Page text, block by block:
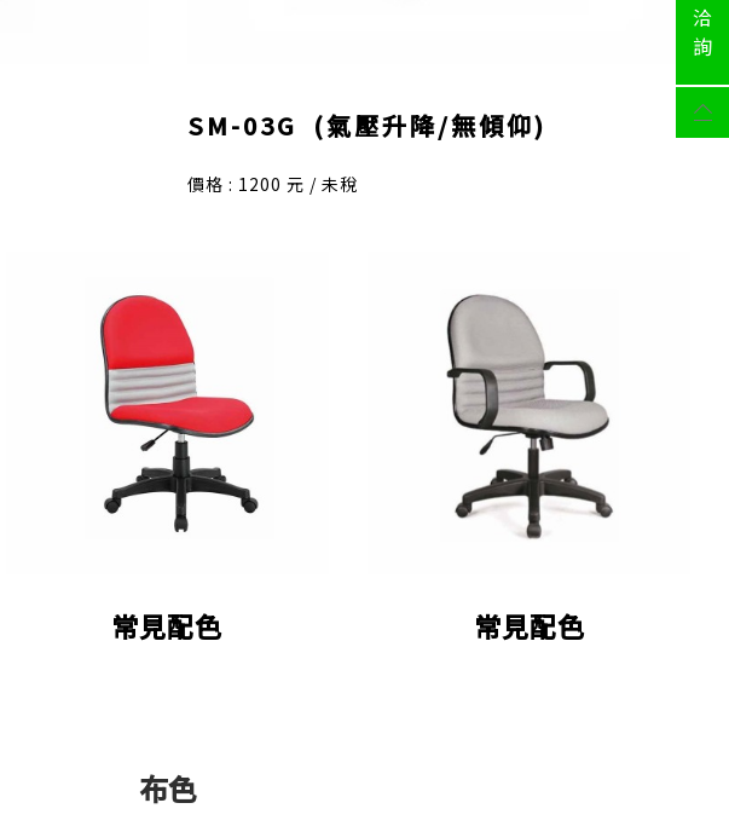
洽
詢
SM-03G (氣壓升降/無傾仰)
價格 : 1200 元 / 未稅
常見配色 常見配色
布色